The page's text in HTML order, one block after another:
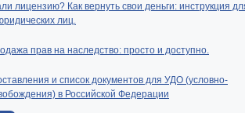
лицензию? Как вернуть свои деньги: инструкция
лиц.
прав на наследство: просто и доступно.
и список документов для УДО (условно-
в Российской Федерации